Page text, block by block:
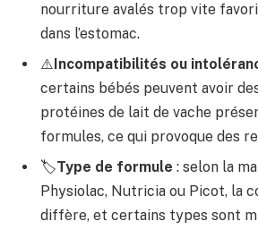
nourriture avalés trop vite
dans l’estomac.
⚠️Incompatibilités ou
certains bébés peuvent avoir
protéines de lait de vache
formules, ce qui provoque des
🏷️Type de formule : selon la
Physiolac, Nutricia ou Picot, la
diffère, et certains types sont